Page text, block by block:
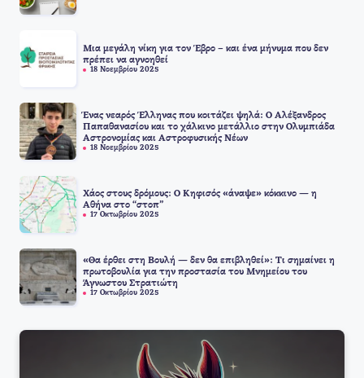
Μια μεγάλη νίκη για τον Έβρο – και ένα μήνυμα που δεν
πρέπει να αγνοηθεί
18 Νοεμβρίου 2025
Ένας νεαρός Έλληνας που κοιτάζει ψηλά: Ο Αλέξανδρος
Παπαθανασίου και το χάλκινο μετάλλιο στην Ολυμπιάδα
Αστρονομίας και Αστροφυσικής Νέων
18 Νοεμβρίου 2025
Χάος στους δρόμους: Ο Κηφισός «άναψε» κόκκινο — η
Αθήνα στο “στοπ”
17 Οκτωβρίου 2025
«Θα έρθει στη Βουλή — δεν θα επιβληθεί»: Τι σημαίνει η
πρωτοβουλία για την προστασία του Μνημείου του
Άγνωστου Στρατιώτη
17 Οκτωβρίου 2025